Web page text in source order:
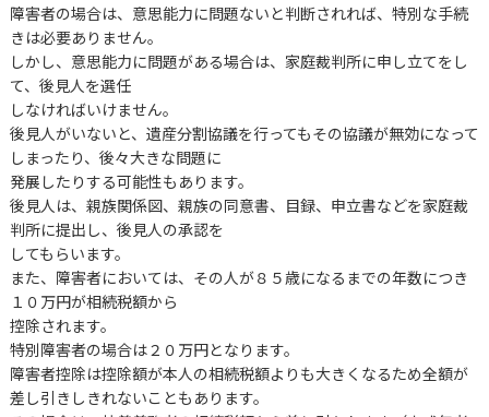
障害者の場合は、意思能力に問題ないと判断されれば、特別な手続
きは必要ありません。
しかし、意思能力に問題がある場合は、家庭裁判所に申し立てをし
て、後見人を選任
しなければいけません。
後見人がいないと、遺産分割協議を行ってもその協議が無効になって
しまったり、後々大きな問題に
発展したりする可能性もあります。
後見人は、親族関係図、親族の同意書、目録、申立書などを家庭裁
判所に提出し、後見人の承認を
してもらいます。
また、障害者においては、その人が８５歳になるまでの年数につき
１０万円が相続税額から
控除されます。
特別障害者の場合は２０万円となります。
障害者控除は控除額が本人の相続税額よりも大きくなるため全額が
差し引きしきれないこともあります。